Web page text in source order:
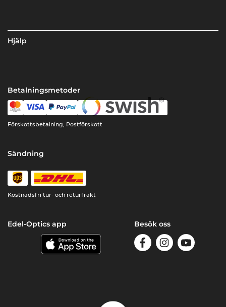
Hjälp
Betalningsmetoder
Förskottsbetalning, Postförskott
Sändning
Kostnadsfri tur- och returfrakt
Edel-Optics app Besök oss